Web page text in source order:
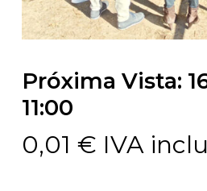
Próxima Vista:
11:00
0,01 € IVA